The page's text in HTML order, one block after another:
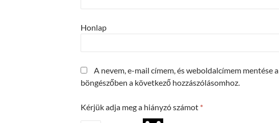
Honlap
A nevem, e-mail címem, és weboldalcímem mentése a
böngészőben a következő hozzászólásomhoz.
Kérjük adja meg a hiányzó számot *